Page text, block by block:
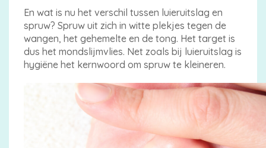
En wat is nu het verschil tussen luieruitslag en
spruw? Spruw uit zich in witte plekjes tegen de
wangen, het gehemelte en de tong. Het target is
dus het mondslijmvlies. Net zoals bij luieruitslag is
hygiëne het kernwoord om spruw te kleineren.